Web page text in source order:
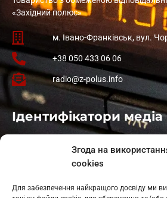
Згода на
cookies
Для забезпечення найкращого досвіду ми
«Західний полюс»
м. Івано-Франківськ, вул.
+38 050 433 06 06
radio@z-polus.info
Ідентифікатори медіа
: L11-01410
: L11-01801
Косів: L11-01805